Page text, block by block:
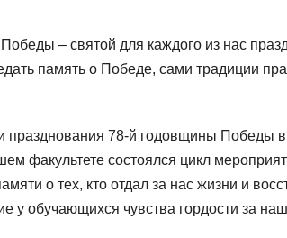
– святой для каждого из нас
память о Победе, сами традиции
празднования 78-й годовщины Победы
факультете состоялся цикл
о тех, кто отдал за нас жизни и
у обучающихся чувства гордости за